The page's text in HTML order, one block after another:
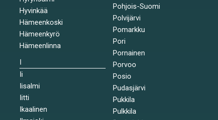
Hyvinkää
Hämeenkoski
Hämeenkyrö
Hämeenlinna
I
Ii
Iisalmi
Iitti
Ikaalinen
Pohjois-Suomi
Polvijärvi
Pomarkku
Pori
Pornainen
Porvoo
Posio
Pudasjärvi
Pukkila
Pulkkila